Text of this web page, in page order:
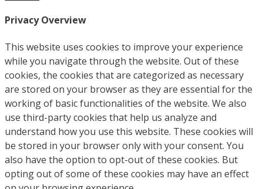
Privacy Overview
This website uses cookies to improve your experience
while you navigate through the website. Out of these
cookies, the cookies that are categorized as necessary
are stored on your browser as they are essential for the
working of basic functionalities of the website. We also
use third-party cookies that help us analyze and
understand how you use this website. These cookies will
be stored in your browser only with your consent. You
also have the option to opt-out of these cookies. But
opting out of some of these cookies may have an effect